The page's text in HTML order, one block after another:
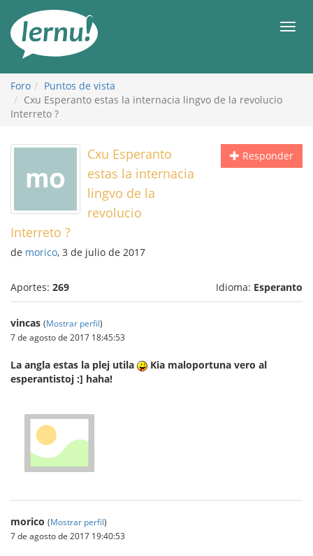
Foro
Puntos de vista
Cxu Esperanto estas la internacia lingvo de la revolucio
Interreto ?
Responder
Cxu Esperanto
estas la internacia
lingvo de la
revolucio
Interreto ?
de morico, 3 de julio de 2017
Aportes: 269 Idioma: Esperanto
vincas (Mostrar perfil)
7 de agosto de 2017 18:45:53
La angla estas la plej utila
Kia maloportuna vero al
esperantistoj :] haha!
morico (Mostrar perfil)
7 de agosto de 2017 19:40:53